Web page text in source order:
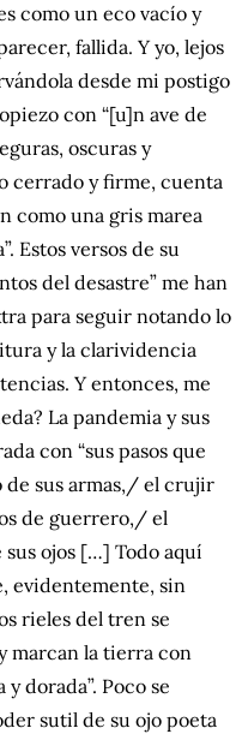
como un eco vacío y
fallida. Y yo, lejos
desde mi postigo
con “[u]n ave de
oscuras y
cerrado y firme, cuenta
como una gris marea
Estos versos de su
del desastre” me han
para seguir notando lo
y la clarividencia
Y entonces, me
La pandemia y sus
con “sus pasos que
sus armas,/ el crujir
de guerrero,/ el
ojos […] Todo aquí
evidentemente, sin
rieles del tren se
marcan la tierra con
dorada”. Poco se
sutil de su ojo poeta